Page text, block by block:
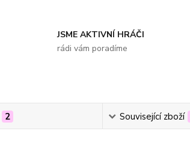
JSME AKTIVNÍ HRÁČI
rádi vám poradíme
2 Související zboží